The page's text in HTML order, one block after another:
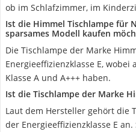
ob im Schlafzimmer, im
Ist die Himmel Tischlampe für
sparsames Modell kaufen
Die Tischlampe der Marke
Energieeffizienzklasse E,
Klasse A und A+++ haben.
Ist die Tischlampe der Marke
Laut dem Hersteller gehört die
der Energieeffizienzklasse E